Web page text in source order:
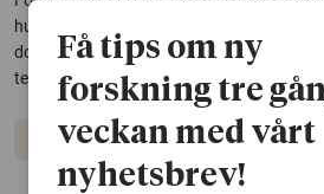
hur daggmaskar gräver i jorden. Det kan
dolda arbete under markytan påverkas
temperatur och jordbearbetning.
Ekosystem
Få tips om ny
forskning tre
veckan med vårt
nyhetsbrev!